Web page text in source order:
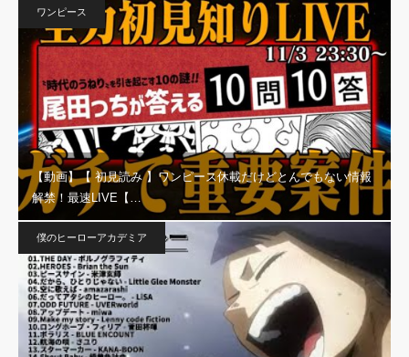
ワンピース
【動画】【 初見読み 】ワンピース休載だけどとんでもない情報
解禁！最速LIVE【…
僕のヒーローアカデミア